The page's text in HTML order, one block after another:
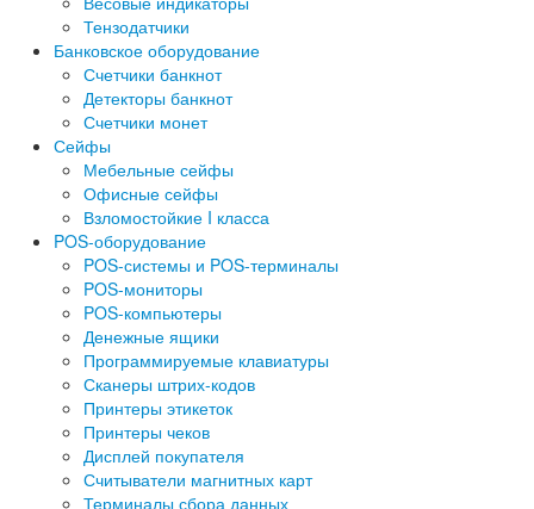
Тензодатчики
Банковское оборудование
Счетчики банкнот
Детекторы банкнот
Счетчики монет
Сейфы
Мебельные сейфы
Офисные сейфы
Взломостойкие I класса
POS-оборудование
POS-системы и POS-терминалы
POS-мониторы
POS-компьютеры
Денежные ящики
Программируемые клавиатуры
Сканеры штрих-кодов
Принтеры этикеток
Принтеры чеков
Дисплей покупателя
Считыватели магнитных карт
Терминалы сбора данных